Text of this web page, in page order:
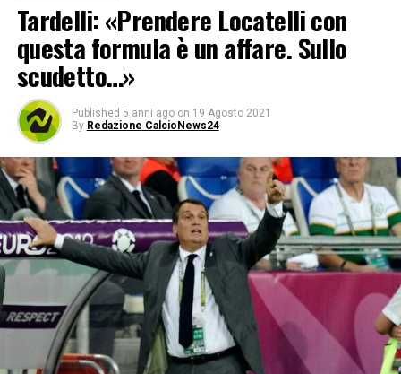
Tardelli: «Prendere Locatelli con
questa formula è un affare. Sullo
scudetto…»
Published 5 anni ago on 19 Agosto 2021
By Redazione CalcioNews24